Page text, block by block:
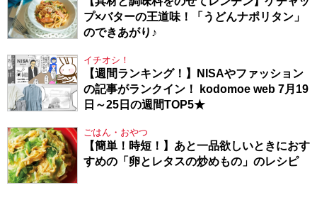
プ×バターの王道味！「うどんナポリタン」
のできあがり♪
イチオシ！
【週間ランキング！】NISAやファッション
の記事がランクイン！ kodomoe web 7月19
日～25日の週間TOP5★
ごはん・おやつ
【簡単！時短！】あと一品欲しいときにおす
すめの「卵とレタスの炒めもの」のレシピ